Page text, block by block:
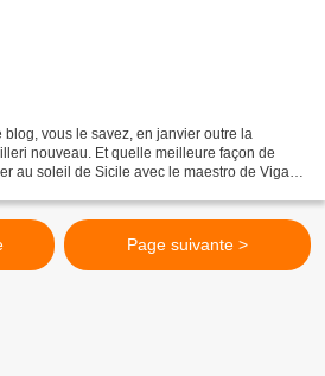
vous le savez, en janvier outre la
nouveau. Et quelle meilleure façon de
au soleil de Sicile avec le maestro de Vigata
Page suivante >